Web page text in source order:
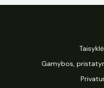
Gamybos,